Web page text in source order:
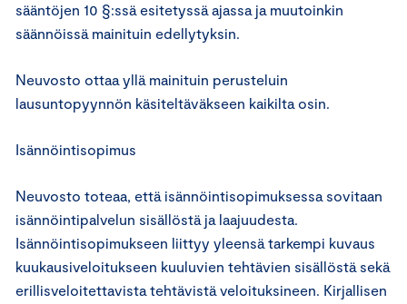
sääntöjen 10 §:ssä esitetyssä ajassa ja muutoinkin
säännöissä mainituin edellytyksin.
Neuvosto ottaa yllä mainituin perusteluin
lausuntopyynnön käsiteltäväkseen kaikilta osin.
Isännöintisopimus
Neuvosto toteaa, että isännöintisopimuksessa sovitaan
isännöintipalvelun sisällöstä ja laajuudesta.
Isännöintisopimukseen liittyy yleensä tarkempi kuvaus
kuukausiveloitukseen kuuluvien tehtävien sisällöstä sekä
erillisveloitettavista tehtävistä veloituksineen. Kirjallisen